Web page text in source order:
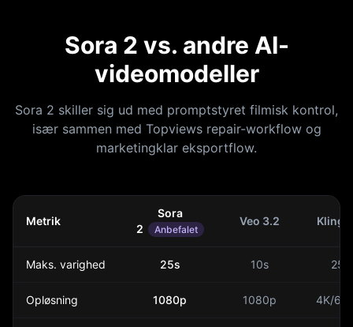
Sora 2 vs. andre AI-
videomodeller
Sora 2 skiller sig ud med promptstyret filmisk kontrol,
især sammen med Topviews repair-workflow og
marketingklar eksportflow.
Metrik
Sora
2
Anbefalet
Veo 3.2 Kling
Maks. varighed 25s 10s 25s
Opløsning 1080p 1080p 4K/